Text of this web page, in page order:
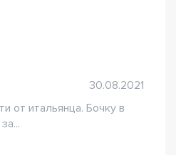
30.08.2021
от итальянца. Бочку в